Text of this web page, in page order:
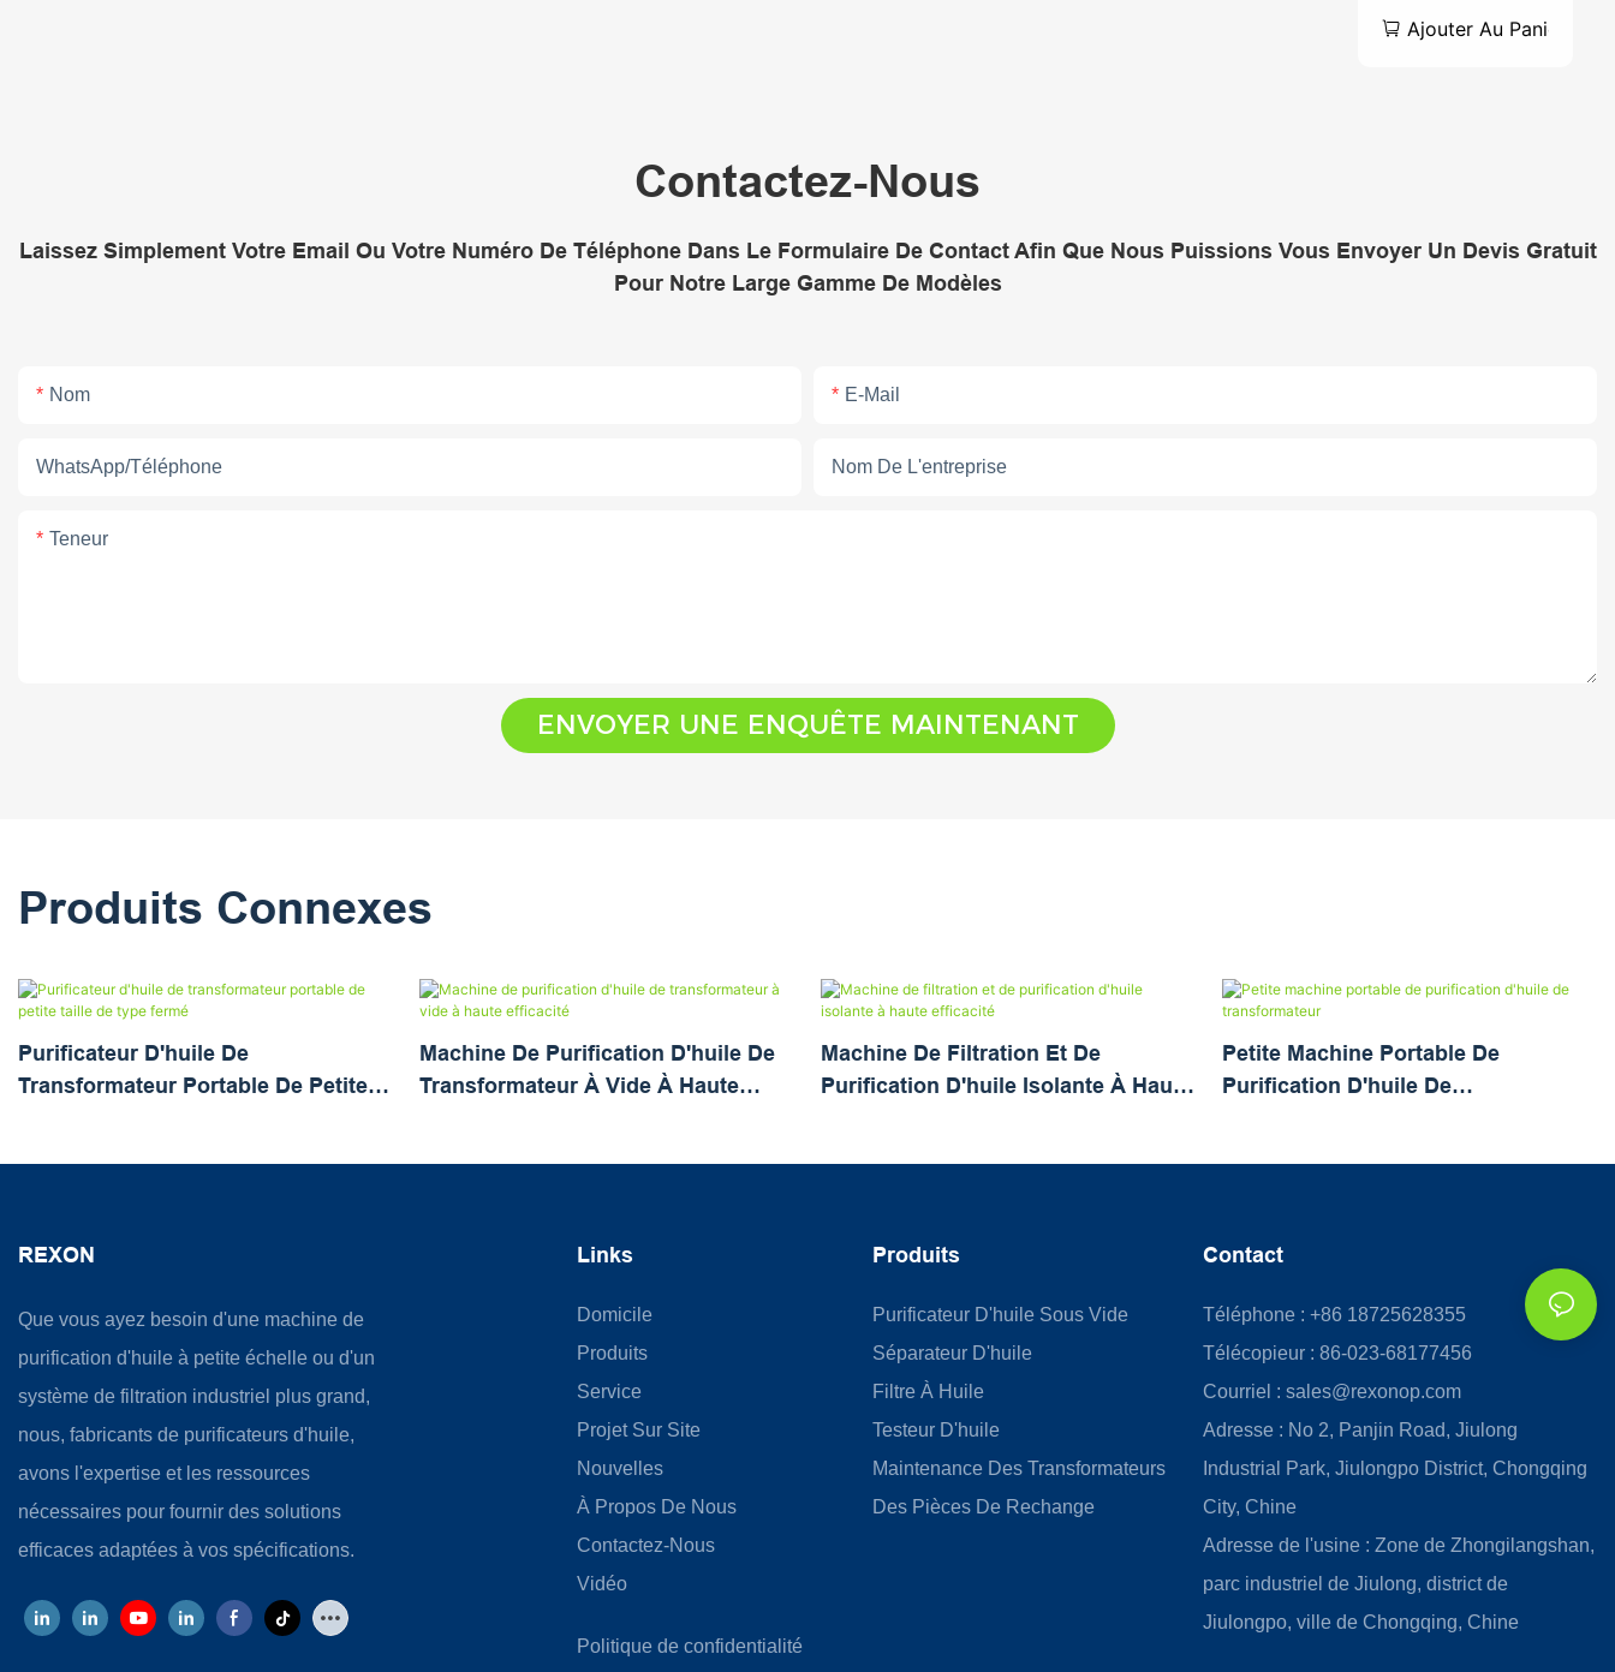
D'huile De
Ajouter Au Panier
Contactez-Nous
Laissez Simplement Votre Email Ou Votre Numéro De Téléphone Dans Le Formulaire De Contact Afin Que Nous Puissions Vous Envoyer Un Devis Gratuit
Pour Notre Large Gamme De Modèles
Nom E-Mail
WhatsApp/téléphone Nom De L'entreprise
Teneur
ENVOYER UNE ENQUÊTE MAINTENANT
Produits Connexes
Purificateur D'huile De
Transformateur Portable De Petite
Machine De Purification D'huile De
Transformateur À Vide À Haute
Machine De Filtration Et De
Purification D'huile Isolante À Haute
Petite Machine Portable De
Purification D'huile De
REXON
Que vous ayez besoin d'une machine de
purification d'huile à petite échelle ou d'un
système de filtration industriel plus grand,
nous, fabricants de purificateurs d'huile,
avons l'expertise et les ressources
nécessaires pour fournir des solutions
efficaces adaptées à vos spécifications.
Links
Domicile
Produits
Service
Projet Sur Site
Nouvelles
À Propos De Nous
Contactez-Nous
Vidéo
Politique de confidentialité
Produits
Purificateur D'huile Sous Vide
Séparateur D'huile
Filtre À Huile
Testeur D'huile
Maintenance Des Transformateurs
Des Pièces De Rechange
Contact
Téléphone : +86 18725628355
Télécopieur : 86-023-68177456
Courriel : sales@rexonop.com
Adresse : No 2, Panjin Road, Jiulong
Industrial Park, Jiulongpo District, Chongqing
City, Chine
Adresse de l'usine : Zone de Zhongilangshan,
parc industriel de Jiulong, district de
Jiulongpo, ville de Chongqing, Chine